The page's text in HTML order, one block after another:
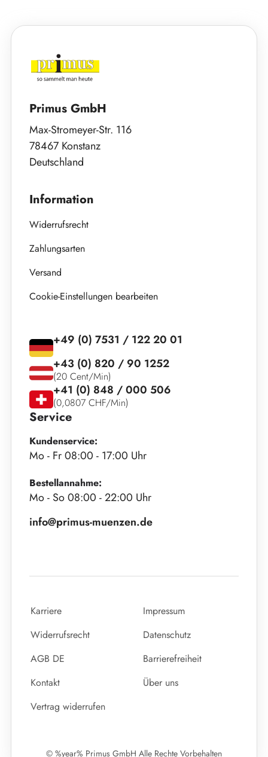
Primus GmbH
Max-Stromeyer-Str. 116
78467 Konstanz
Deutschland
Information
Widerrufsrecht
Zahlungsarten
Versand
Cookie-Einstellungen bearbeiten
Service
Kundenservice:
Mo - Fr 08:00 - 17:00 Uhr
Bestellannahme:
Mo - So 08:00 - 22:00 Uhr
info@primus-muenzen.de
+49 (0) 7531 / 122 20 01
+43 (0) 820 / 90 1252
(20 Cent/Min)
+41 (0) 848 / 000 506
(0,0807 CHF/Min)
Karriere
Impressum
Widerrufsrecht
Datenschutz
AGB DE
Barrierefreiheit
Kontakt
Über uns
Vertrag widerrufen
© %year% Primus GmbH Alle Rechte Vorbehalten